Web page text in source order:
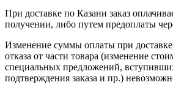
При доставке по Казани заказ
получении, либо путем предоплаты
Изменение суммы оплаты при
отказа от части товара (изменение
специальных предложений,
подтверждения заказа и пр.)